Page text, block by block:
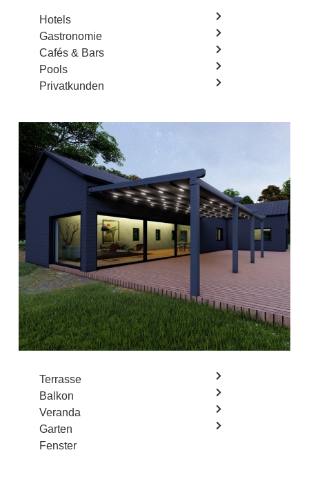
Hotels
Gastronomie
Cafés & Bars
Pools
Privatkunden
Terrasse
Balkon
Veranda
Garten
Fenster